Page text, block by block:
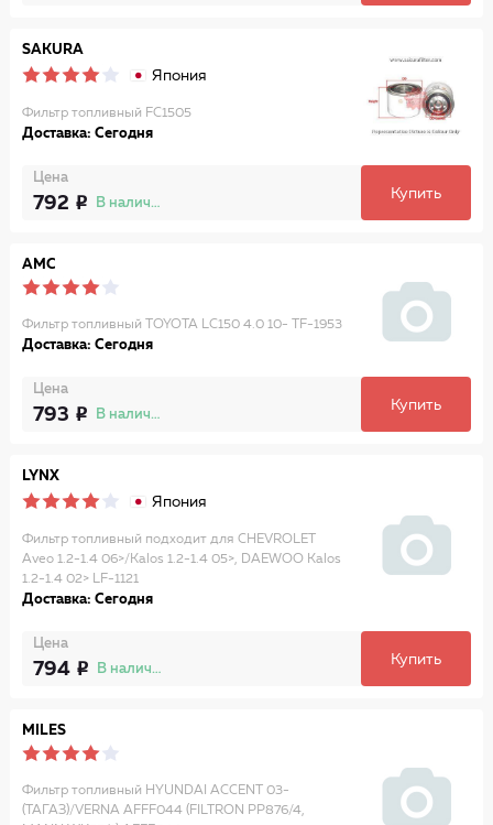
SAKURA
Япония
Фильтр топливный FC1505
Доставка: Сегодня
Цена
792 В наличии
Купить
AMC
Фильтр топливный TOYOTA LC150 4.0 10- TF-1953
Доставка: Сегодня
Цена
793 В наличии
Купить
LYNX
Япония
Фильтр топливный подходит для CHEVROLET
Aveo 1.2-1.4 06>/Kalos 1.2-1.4 05>, DAEWOO Kalos
1.2-1.4 02> LF-1121
Доставка: Сегодня
Цена
794 В наличии
Купить
MILES
Фильтр топливный HYUNDAI ACCENT 03-
(ТАГАЗ)/VERNA AFFF044 (FILTRON PP876/4,